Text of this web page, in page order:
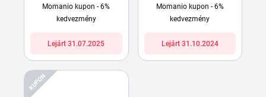
Momanio kupon - 6%
kedvezmény
Lejárt 31.07.2025
Momanio kupon - 6%
kedvezmény
Lejárt 31.10.2024
KUPON